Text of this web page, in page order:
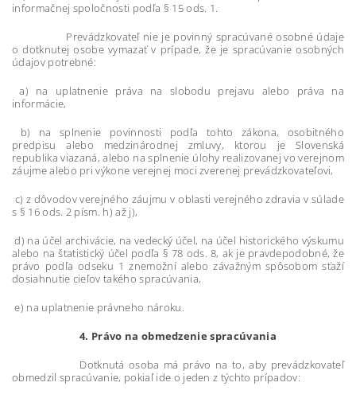
informačnej spoločnosti podľa § 15 ods. 1.
Prevádzkovateľ nie je povinný spracúvané osobné údaje
o dotknutej osobe vymazať v prípade, že je spracúvanie osobných
údajov potrebné:
a) na uplatnenie práva na slobodu prejavu alebo práva na
informácie,
b) na splnenie povinnosti podľa tohto zákona, osobitného
predpisu alebo medzinárodnej zmluvy, ktorou je Slovenská
republika viazaná, alebo na splnenie úlohy realizovanej vo verejnom
záujme alebo pri výkone verejnej moci zverenej prevádzkovateľovi,
c) z dôvodov verejného záujmu v oblasti verejného zdravia v súlade
s § 16 ods. 2 písm. h) až j),
d) na účel archivácie, na vedecký účel, na účel historického výskumu
alebo na štatistický účel podľa § 78 ods. 8, ak je pravdepodobné, že
právo podľa odseku 1 znemožní alebo závažným spôsobom sťaží
dosiahnutie cieľov takého spracúvania,
e) na uplatnenie právneho nároku.
4. Právo na obmedzenie spracúvania
Dotknutá osoba má právo na to, aby prevádzkovateľ
obmedzil spracúvanie, pokiaľ ide o jeden z týchto prípadov: